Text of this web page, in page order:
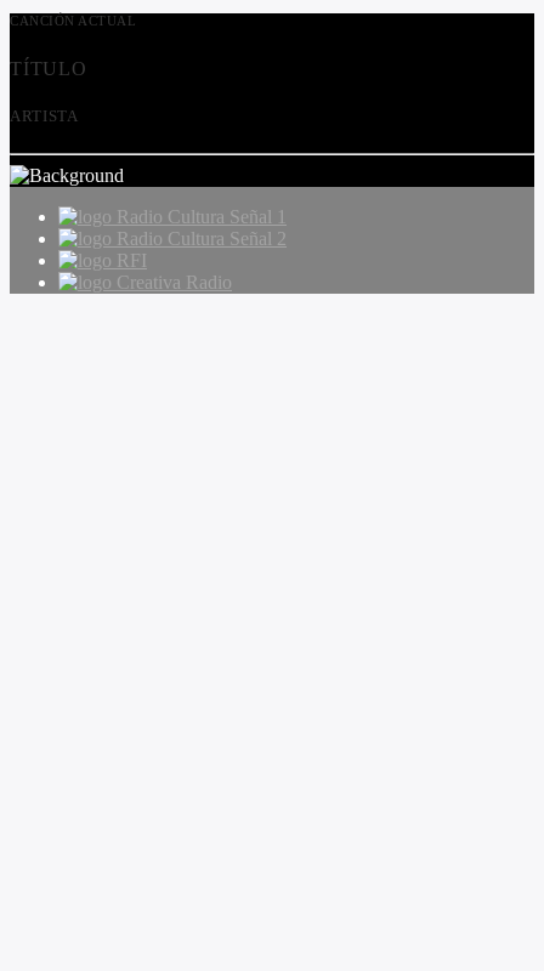
CANCIÓN ACTUAL
TÍTULO
ARTISTA
Radio Cultura Señal 1
Radio Cultura Señal 2
RFI
Creativa Radio